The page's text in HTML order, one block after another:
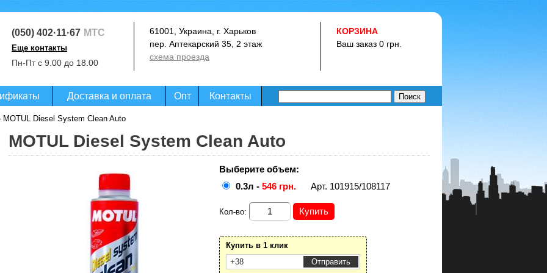
Diesel System Clean Auto
MOTUL Diesel System Clean Auto
Выберите объем:
0.3л - 546 грн. Арт. 101915/108117
Кол-во:
Купить в 1 клик
(050) 402·11·67 МТС
Еще контакты
(093) 364·99·07Life
Пн-Пт с 9.00 до 18.00
61001, Украина, г. Харьков
пер. Аптекарский 35, 2 этаж
схема проезда
КОРЗИНА
Ваш заказ 0 грн.
Доставка и оплата Опт Контакты